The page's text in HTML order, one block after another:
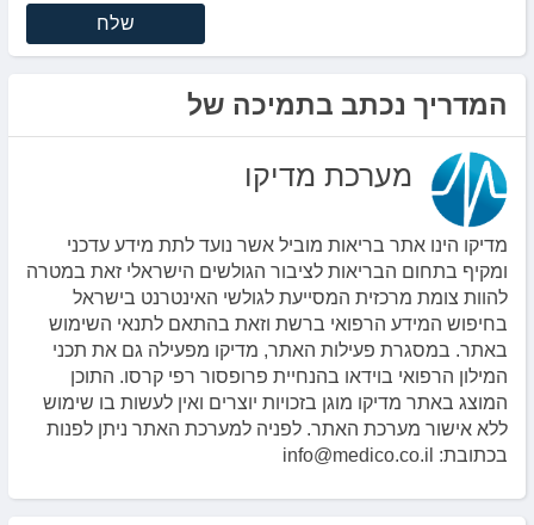
שלח
המדריך נכתב בתמיכה של
מערכת מדיקו
מדיקו הינו אתר בריאות מוביל אשר נועד לתת מידע עדכני
ומקיף בתחום הבריאות לציבור הגולשים הישראלי זאת במטרה
להוות צומת מרכזית המסייעת לגולשי האינטרנט בישראל
בחיפוש המידע הרפואי ברשת וזאת בהתאם לתנאי השימוש
באתר. במסגרת פעילות האתר, מדיקו מפעילה גם את תכני
המילון הרפואי בוידאו בהנחיית פרופסור רפי קרסו. התוכן
המוצג באתר מדיקו מוגן בזכויות יוצרים ואין לעשות בו שימוש
ללא אישור מערכת האתר. לפניה למערכת האתר ניתן לפנות
בכתובת: info@medico.co.il